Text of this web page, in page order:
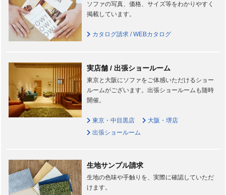
ソファの写真、価格、サイズ等をわかりやすく
掲載しています。
カタログ請求 / WEBカタログ
実店舗 / 出張ショールーム
東京と大阪にソファをご体感いただけるショー
ルームがございます。出張ショールームも随時
開催。
東京・中目黒店
大阪・堺店
出張ショールーム
生地サンプル請求
生地の色味や手触りを、実際に確認していただ
けます。